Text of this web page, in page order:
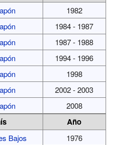
1982
1984 - 1987
1987 - 1988
1994 - 1996
1998
2002 - 2003
2008
Año
Bajos
1976